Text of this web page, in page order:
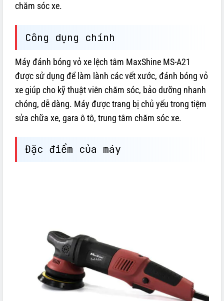
chăm sóc xe.
Công dụng chính
Máy đánh bóng vỏ xe lệch tâm MaxShine MS-A21
được sử dụng để làm lành các vết xước, đánh bóng vỏ
xe giúp cho kỹ thuật viên chăm sóc, bảo dưỡng nhanh
chóng, dễ dàng. Máy được trang bị chủ yếu trong tiệm
sửa chữa xe, gara ô tô, trung tâm chăm sóc xe.
Đặc điểm của máy